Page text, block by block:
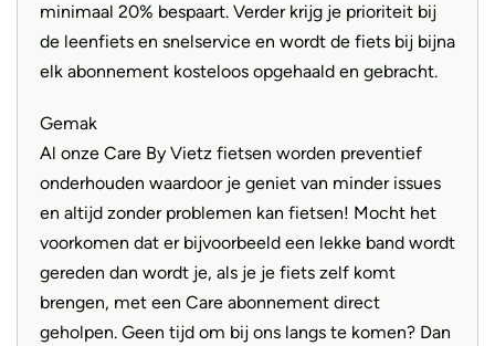
minimaal 20% bespaart. Verder krijg je prioriteit bij
de leenfiets en snelservice en wordt de fiets bij bijna
elk abonnement kosteloos opgehaald en gebracht.
Gemak
Al onze Care By Vietz fietsen worden preventief
onderhouden waardoor je geniet van minder issues
en altijd zonder problemen kan fietsen! Mocht het
voorkomen dat er bijvoorbeeld een lekke band wordt
gereden dan wordt je, als je je fiets zelf komt
brengen, met een Care abonnement direct
geholpen. Geen tijd om bij ons langs te komen? Dan